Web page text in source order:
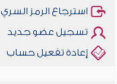
استرجاع الرمز السري
تسجيل عضو جديد
إعادة تفعيل حساب